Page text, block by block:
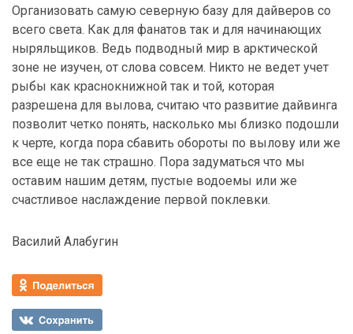
Организовать самую северную базу для дайверов со
всего света. Как для фанатов так и для начинающих
ныряльщиков. Ведь подводный мир в арктической
зоне не изучен, от слова совсем. Никто не ведет учет
рыбы как краснокнижной так и той, которая
разрешена для вылова, считаю что развитие дайвинга
позволит четко понять, насколько мы близко подошли
к черте, когда пора сбавить обороты по вылову или же
все еще не так страшно. Пора задуматься что мы
оставим нашим детям, пустые водоемы или же
счастливое наслаждение первой поклевки.
Василий Алабугин